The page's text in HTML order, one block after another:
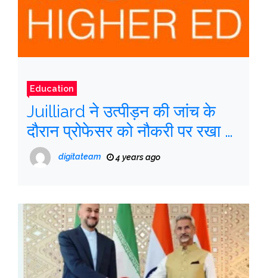
Education
Juilliard ने उत्पीड़न की जांच के
दौरान प्रोफेसर को नौकरी पर रखा या
छुट्टी दीdigitateam 4 years ago